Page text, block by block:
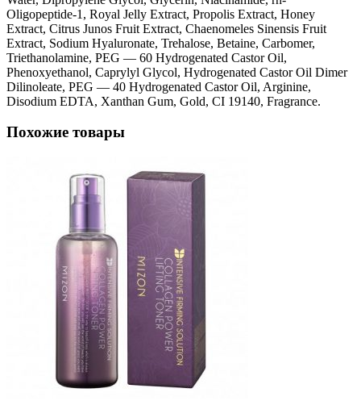
Oligopeptide-1, Royal Jelly Extract, Propolis Extract, Honey
Extract, Citrus Junos Fruit Extract, Chaenomeles Sinensis Fruit
Extract, Sodium Hyaluronate, Trehalose, Betaine, Carbomer,
Triethanolamine, PEG — 60 Hydrogenated Castor Oil,
Phenoxyethanol, Caprylyl Glycol, Hydrogenated Castor Oil Dimer
Dilinoleate, PEG — 40 Hydrogenated Castor Oil, Arginine,
Disodium EDTA, Xanthan Gum, Gold, CI 19140, Fragrance.
Похожие товары